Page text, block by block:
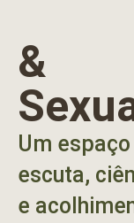
&
Um
escuta,
e